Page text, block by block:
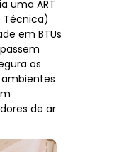
uma ART
Técnica)
em BTUs
os
de ar